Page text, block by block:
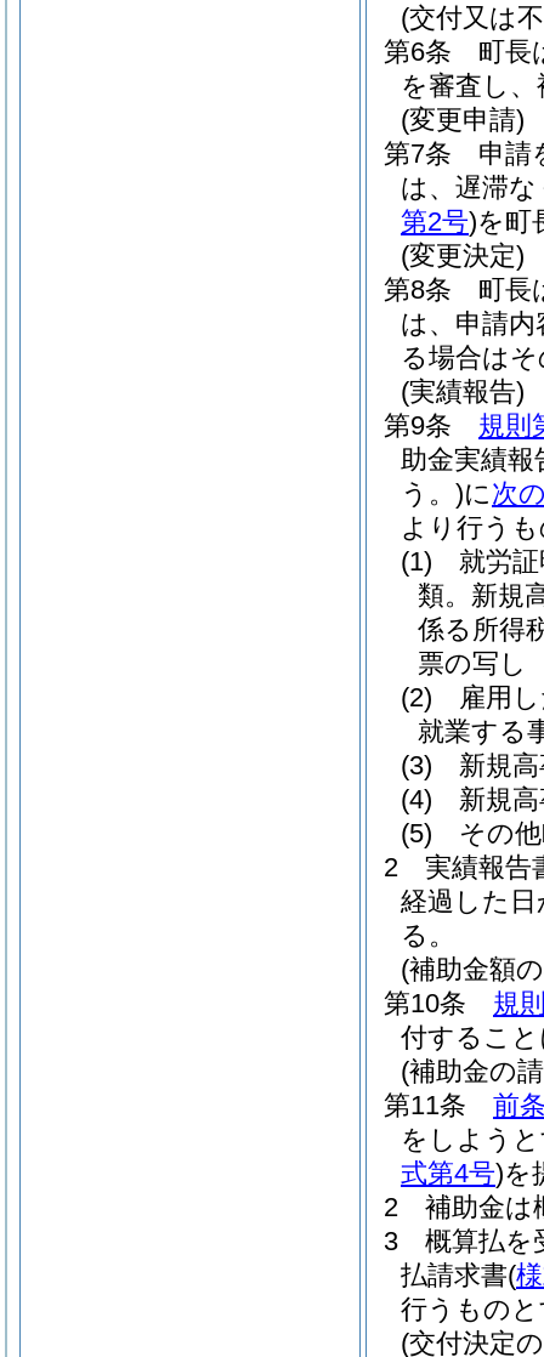
(交付又は
第6条
町長
を審査し
(変更申請)
第7条
申請
は、遅滞
第2号)を町
(変更決定)
第8条
町長
は、申請
る場合は
(実績報告)
第9条
規則
助金実績報
う。)に次
より行う
(1)
就労
類。 新規
係る所得
票の写し
(2)
雇用
就業する
(3)
新規
(4)
新規
(5)
その
2
実績報告
経過した
る。
(補助金額
第10条
規
付するこ
(補助金の
第11条
前
をしよう
式第4号)を
2
補助金は
3
概算払を
払請求書(
行うもの
(交付決定